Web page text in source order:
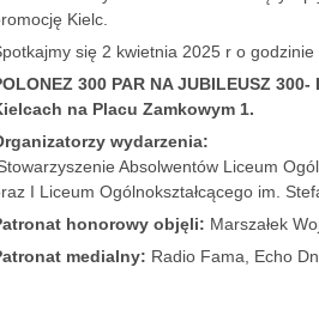
Kielc.
się 2 kwietnia 2025 r o
300 PAR NA JUBILEUSZ 300-
na Placu Zamkowym 1.
wydarzenia:
Absolwentów Liceum
I Liceum Ogólnokształcącego im.
honorowy objęli: Marszałek
medialny: Radio Fama, Echo